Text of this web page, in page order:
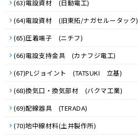
(63)電設資材 (日動電工)
(64)電設資材 (旧東拓/ナガセルータック)
(65)圧着端子 (ニチフ)
(66)電設支持金具 (カナフジ電工)
(67)PLジョイント (TATSUKI 立基)
(68)換気口・換気部材 (バクマ工業)
(69)配線器具 (TERADA)
(70)地中線材料(土井製作所)